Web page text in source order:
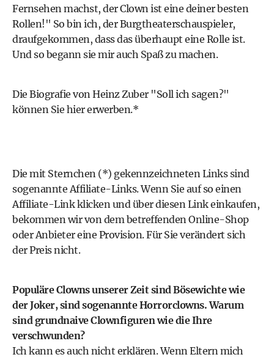
Fernsehen machst, der Clown ist eine deiner besten
Rollen!" So bin ich, der Burgtheaterschauspieler,
draufgekommen, dass das überhaupt eine Rolle ist.
Und so begann sie mir auch Spaß zu machen.
Die Biografie von Heinz Zuber "Soll ich sagen?"
können Sie hier erwerben.*
Die mit Sternchen (*) gekennzeichneten Links sind
sogenannte Affiliate-Links. Wenn Sie auf so einen
Affiliate-Link klicken und über diesen Link einkaufen,
bekommen wir von dem betreffenden Online-Shop
oder Anbieter eine Provision. Für Sie verändert sich
der Preis nicht.
Populäre Clowns unserer Zeit sind Bösewichte wie
der Joker, sind sogenannte Horrorclowns. Warum
sind grundnaive Clownfiguren wie die Ihre
verschwunden?
Ich kann es auch nicht erklären. Wenn Eltern mich